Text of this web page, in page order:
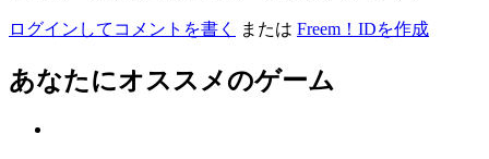
ログインしてコメントを書く または Freem！IDを作成
あなたにオススメのゲーム